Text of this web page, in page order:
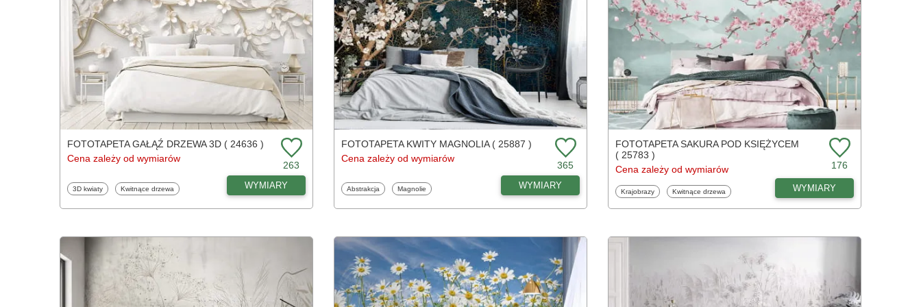
FOTOTAPETA GAŁĄŹ DRZEWA 3D ( 24636 )
Cena zależy od wymiarów
263
Fototapety
3D kwiaty Fototapety
Kwitnące drzewa WYMIARY
FOTOTAPETA KWITY MAGNOLIA ( 25887 )
Cena zależy od wymiarów
365
Fototapety
Abstrakcja Fototapety
Magnolie WYMIARY
FOTOTAPETA SAKURA POD KSIĘŻYCEM
( 25783 )
Cena zależy od wymiarów
176
Fototapety
Krajobrazy Fototapety
Kwitnące drzewa WYMIARY